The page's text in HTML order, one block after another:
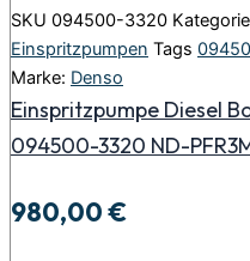
SKU 094500-3320
Einspritzpumpen Tags
Marke: Denso
Einspritzpumpe Diesel
094500-3320 ND-
980,00€